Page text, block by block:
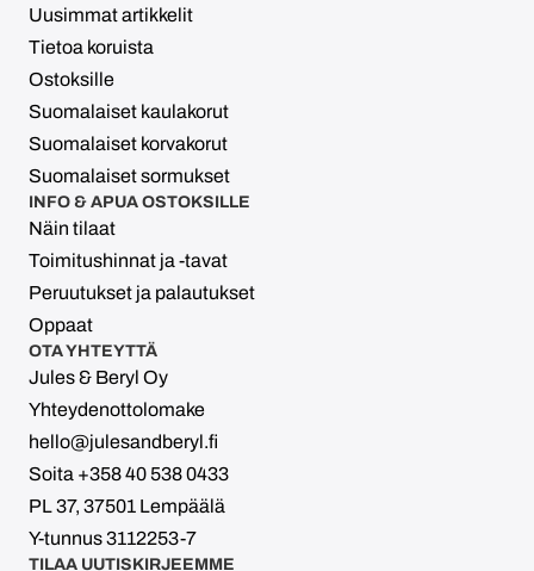
Uusimmat artikkelit
Tietoa koruista
Ostoksille
Suomalaiset kaulakorut
Suomalaiset korvakorut
Suomalaiset sormukset
INFO & APUA OSTOKSILLE
Näin tilaat
Toimitushinnat ja -tavat
Peruutukset ja palautukset
Oppaat
OTA YHTEYTTÄ
Jules & Beryl Oy
Yhteydenottolomake
hello@julesandberyl.fi
Soita +358 40 538 0433
PL 37, 37501 Lempäälä
Y-tunnus 3112253-7
TILAA UUTISKIRJEEMME